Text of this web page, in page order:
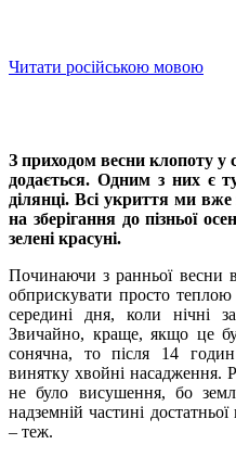
Читати російською мовою
З приходом весни клопоту у
додається. Одним з них є
ділянці. Всі укриття ми
на зберігання до пізньої
зелені красуні.
Починаючи з ранньої весни в
обприскувати просто
середині дня, коли нічні
Звичайно, краще, якщо це
сонячна, то після 14
винятку хвойні насадження.
не було висушення, бо
надземній частині
– теж.